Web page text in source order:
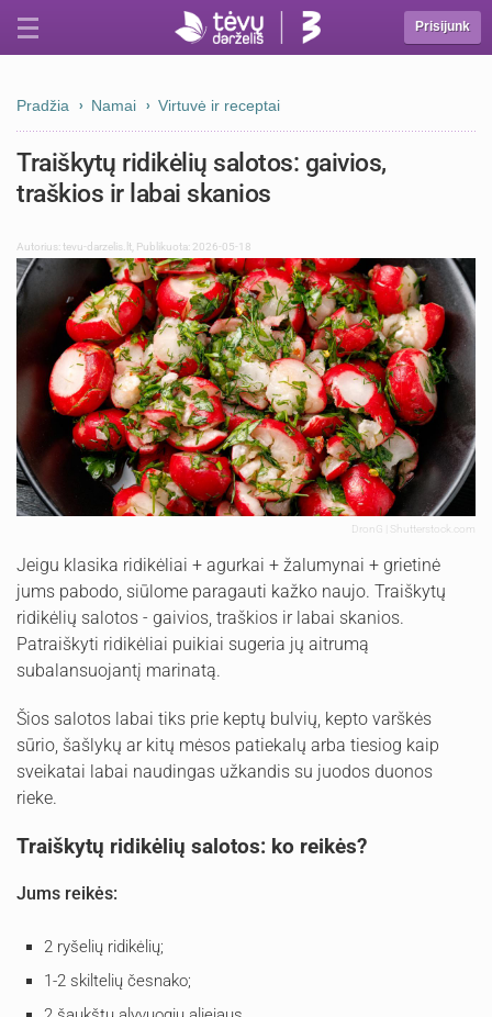
Prisijunk
Pradžia Namai Virtuvė ir receptai
Traiškytų ridikėlių salotos: gaivios,
traškios ir labai skanios
Autorius:tevu-darzelis.lt Publikuota: 2026-05-18
DronG | Shutterstock.com
Jeigu klasika ridikėliai + agurkai + žalumynai + grietinė
jums pabodo, siūlome paragauti kažko naujo. Traiškytų
ridikėlių salotos - gaivios, traškios ir labai skanios.
Patraiškyti ridikėliai puikiai sugeria jų aitrumą
subalansuojantį marinatą.
Šios salotos labai tiks prie keptų bulvių, kepto varškės
sūrio, šašlykų ar kitų mėsos patiekalų arba tiesiog kaip
sveikatai labai naudingas užkandis su juodos duonos
rieke.
Traiškytų ridikėlių salotos: ko reikės?
Jums reikės:
2 ryšelių ridikėlių;
1-2 skiltelių česnako;